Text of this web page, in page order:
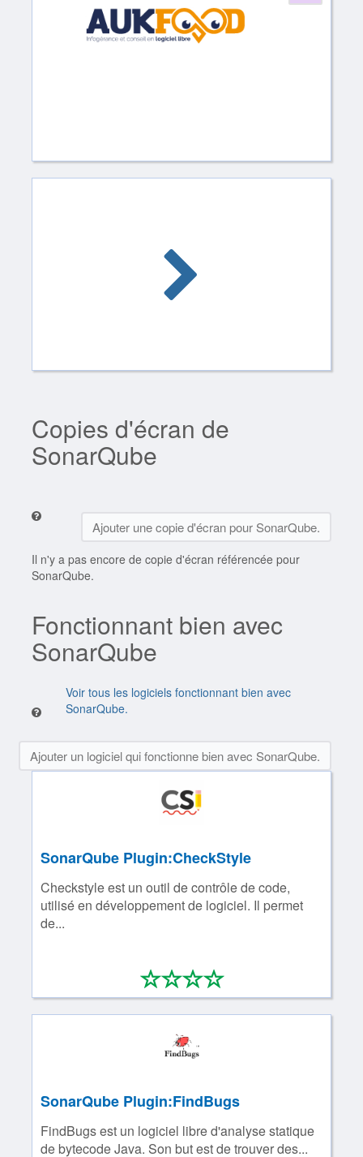
Copies d'écran de
SonarQube
Ajouter une copie d'écran pour SonarQube.
Il n'y a pas encore de copie d'écran référencée pour
SonarQube.
Fonctionnant bien avec
SonarQube
Voir tous les logiciels fonctionnant bien avec
SonarQube.
Ajouter un logiciel qui fonctionne bien avec SonarQube.
SonarQube Plugin:CheckStyle
Checkstyle est un outil de contrôle de code,
utilisé en développement de logiciel. Il permet
de...
****
0/4
SonarQube Plugin:FindBugs
FindBugs est un logiciel libre d'analyse statique
de bytecode Java. Son but est de trouver des...